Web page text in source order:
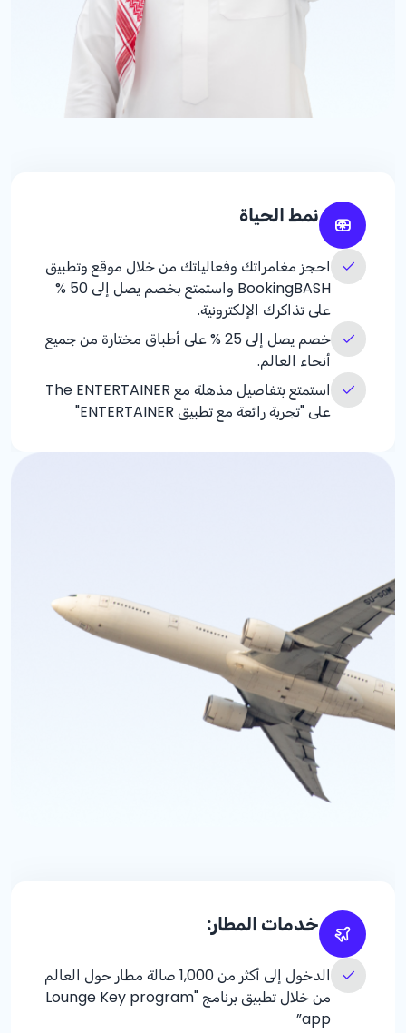
نمط الحياة
احجز مغامراتك وفعالياتك من خلال موقع وتطبيق
BookingBASH واستمتع بخصم يصل إلى
% 50
على تذاكرك الإلكترونية.
خصم يصل إلى % 25على أطباق مختارة من جميع
أنحاء العالم.
استمتع بتفاصيل مذهلة مع The ENTERTAINER
على "تجربة رائعة مع تطبيق ENTERTAINER"
خدمات المطار:
الدخول إلى أكثر من 1,000 صالة مطار حول العالم
من خلال تطبيق برنامج "Lounge Key program
app”